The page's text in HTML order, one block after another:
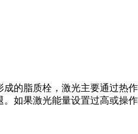
的脂质栓，激光主要通过热作
如果激光能量设置过高或操作